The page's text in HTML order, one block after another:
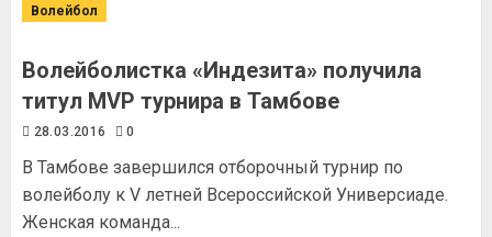
Волейбол
Волейболистка «Индезита» получила
титул MVP турнира в Тамбове
28.03.2016 0
В Тамбове завершился отборочный турнир по
волейболу к V летней Всероссийской Универсиаде.
Женская команда...